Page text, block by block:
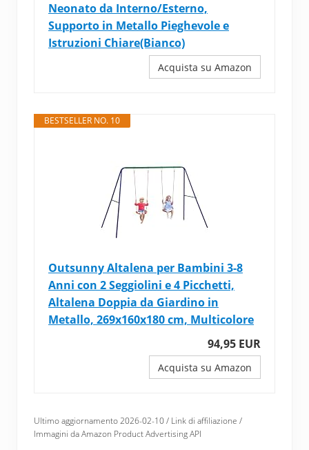
Neonato da Interno/Esterno,
Supporto in Metallo Pieghevole e
Istruzioni Chiare(Bianco)
Acquista su Amazon
BESTSELLER NO. 10
Outsunny Altalena per Bambini 3-8
Anni con 2 Seggiolini e 4 Picchetti,
Altalena Doppia da Giardino in
Metallo, 269x160x180 cm, Multicolore
94,95 EUR
Acquista su Amazon
Ultimo aggiornamento 2026-02-10 / Link di affiliazione /
Immagini da Amazon Product Advertising API